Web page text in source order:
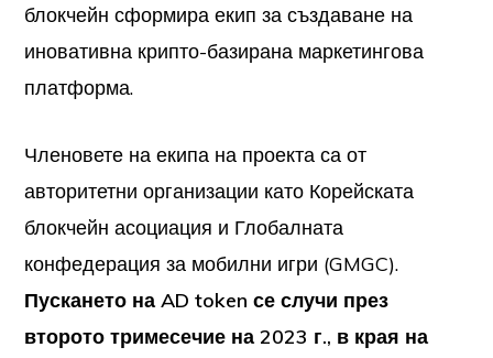
блокчейн сформира екип за създаване на
иновативна крипто-базирана маркетингова
платформа.
Членовете на екипа на проекта са от
авторитетни организации като Корейската
блокчейн асоциация и Глобалната
конфедерация за мобилни игри (GMGC).
Пускането на AD token се случи през
второто тримесечие на 2023 г., в края на